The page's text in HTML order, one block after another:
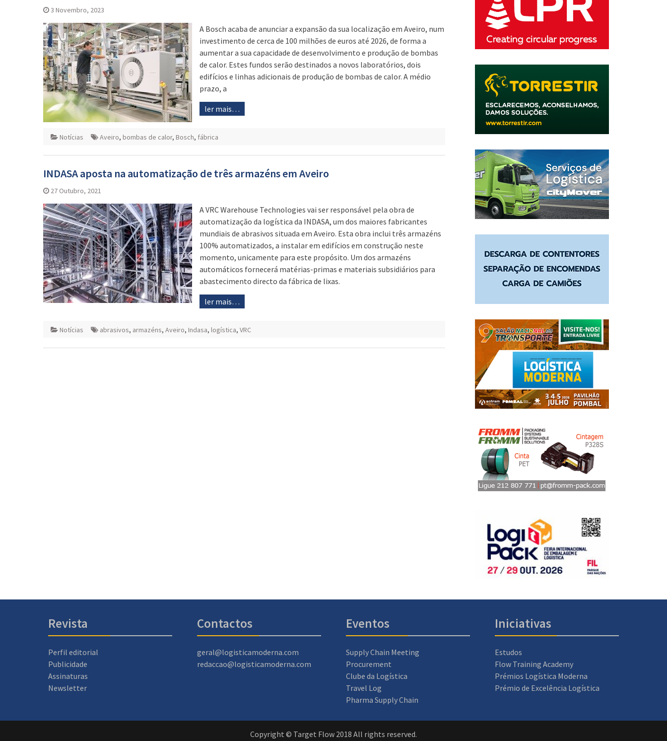
3 Novembro, 2023
A Bosch acaba de anunciar a expansão da sua localização em Aveiro, num
investimento de cerca de 100 milhões de euros até 2026, de forma a
aumentar a sua capacidade de desenvolvimento e produção de bombas
de calor. Estes fundos serão destinados a novos laboratórios, dois
edifícios e linhas adicionais de produção de bombas de calor. A médio
prazo, a
ler mais…
Notícias Aveiro, bombas de calor, Bosch, fábrica
INDASA aposta na automatização de três armazéns em Aveiro
27 Outubro, 2021
A VRC Warehouse Technologies vai ser responsável pela obra de
automatização da logística da INDASA, um dos maiores fabricantes
mundiais de abrasivos situada em Aveiro. Esta obra inclui três armazéns
100% automatizados, a instalar em edifícios em construção neste
momento, unicamente para este propósito. Um dos armazéns
automáticos fornecerá matérias-primas e materiais subsidiários para
abastecimento directo da fábrica de lixas.
ler mais…
Notícias abrasivos, armazéns, Aveiro, Indasa, logística, VRC
Revista
Perfil editorial
Publicidade
Assinaturas
Newsletter
Contactos
geral@logisticamoderna.com
redaccao@logisticamoderna.com
Eventos
Supply Chain Meeting
Procurement
Clube da Logística
Travel Log
Pharma Supply Chain
Iniciativas
Estudos
Flow Training Academy
Prémios Logística Moderna
Prémio de Excelência Logística
Copyright © Target Flow 2018 All rights reserved.